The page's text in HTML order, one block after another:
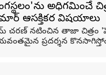
అధిగమించే
ఆసక్తికర విషయాలు
చరణ్ నటించిన తాజా చిత్రం
ప్రదర్శన